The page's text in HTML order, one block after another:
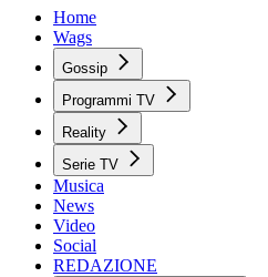
Home
Wags
Gossip
Programmi TV
Reality
Serie TV
Musica
News
Video
Social
REDAZIONE